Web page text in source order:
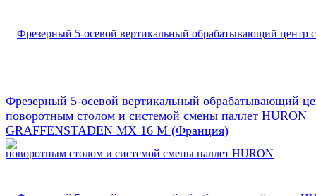
Фрезерный 5-осевой вертикальный обрабатывающий
поворотным столом и системой смены паллет HURON
GRAFFENSTADEN МX 16 М (Франция)